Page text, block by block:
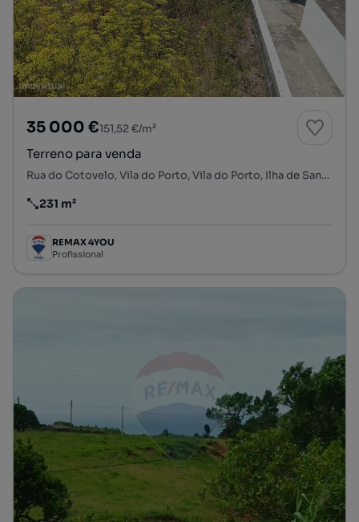
35 000 €151,52 €/m²
Terreno para venda
Rua do Cotovelo, Vila do Porto, Vila do Porto, Ilha de Santa Maria
Preço por metro quadrado
231 m²
REMAX 4YOU
Profissional